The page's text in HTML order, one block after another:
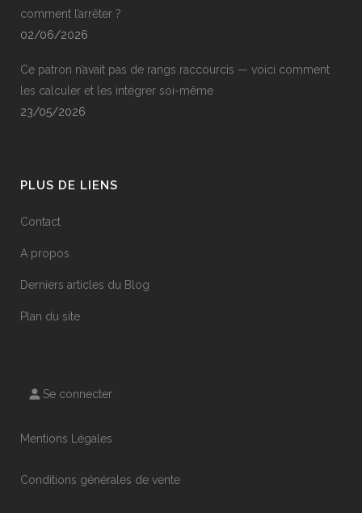
comment l’arrêter ?
02/06/2026
Ce patron n’avait pas de rangs raccourcis — voici comment
les calculer et les intégrer soi-même
23/05/2026
PLUS DE LIENS
Contact
A propos
Derniers articles du Blog
Plan du site
Se connecter
Mentions Légales
Conditions générales de vente